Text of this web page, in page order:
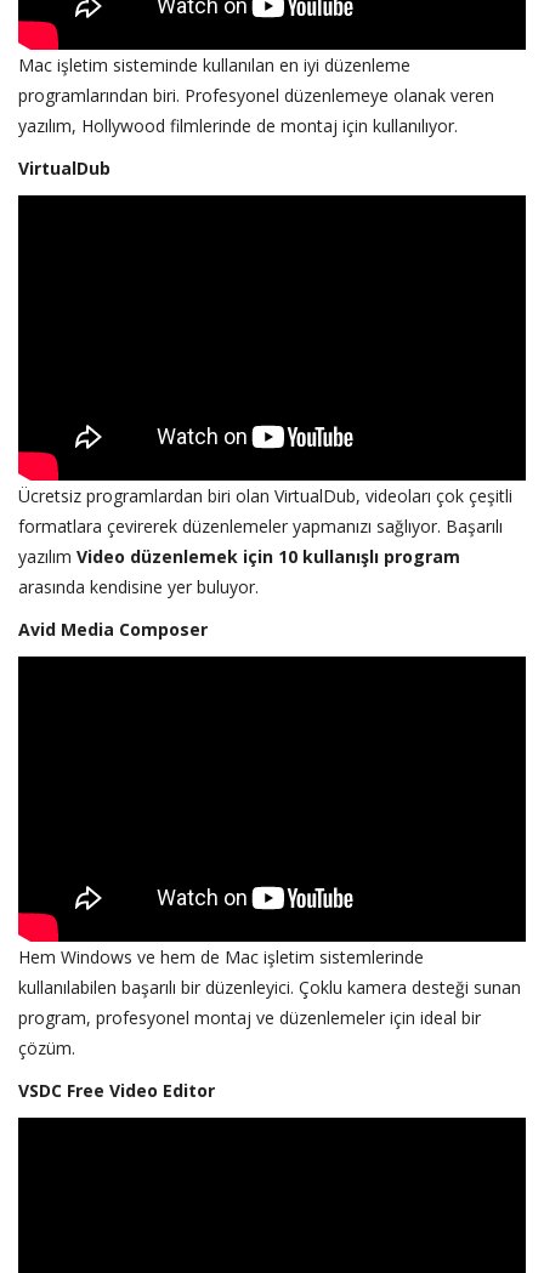
Mac işletim sisteminde kullanılan en iyi düzenleme
programlarından biri. Profesyonel düzenlemeye olanak veren
yazılım, Hollywood filmlerinde de montaj için kullanılıyor.
VirtualDub
Ücretsiz programlardan biri olan VirtualDub, videoları çok çeşitli
formatlara çevirerek düzenlemeler yapmanızı sağlıyor. Başarılı
yazılım Video düzenlemek için 10 kullanışlı program
arasında kendisine yer buluyor.
Avid Media Composer
Hem Windows ve hem de Mac işletim sistemlerinde
kullanılabilen başarılı bir düzenleyici. Çoklu kamera desteği sunan
program, profesyonel montaj ve düzenlemeler için ideal bir
çözüm.
VSDC Free Video Editor